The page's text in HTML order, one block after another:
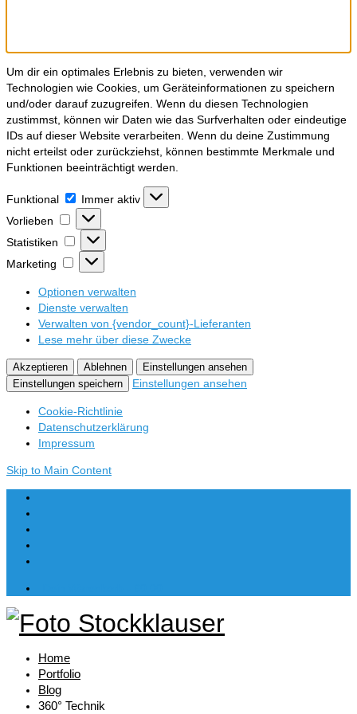
Um dir ein optimales Erlebnis zu bieten, verwenden wir
Technologien wie Cookies, um Geräteinformationen zu speichern
und/oder darauf zuzugreifen. Wenn du diesen Technologien
zustimmst, können wir Daten wie das Surfverhalten oder eindeutige
IDs auf dieser Website verarbeiten. Wenn du deine Zustimmung
nicht erteilst oder zurückziehst, können bestimmte Merkmale und
Funktionen beeinträchtigt werden.
Funktional Funktional
Immer aktiv
Vorlieben
Vorlieben
Statistiken Statistiken
Marketing Marketing
Optionen verwalten
Dienste verwalten
Verwalten von {vendor_count}-Lieferanten
Lese mehr über diese Zwecke
Akzeptieren Ablehnen
Einstellungen ansehen
Einstellungen speichern
Einstellungen ansehen
Cookie-Richtlinie
Datenschutzerklärung
Impressum
Skip to Main Content
Home
Portfolio
Blog
360° Technik